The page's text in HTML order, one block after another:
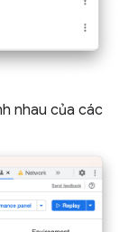
nhau của các